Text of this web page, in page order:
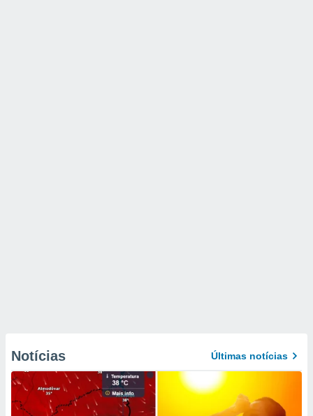
Notícias Últimas notícias